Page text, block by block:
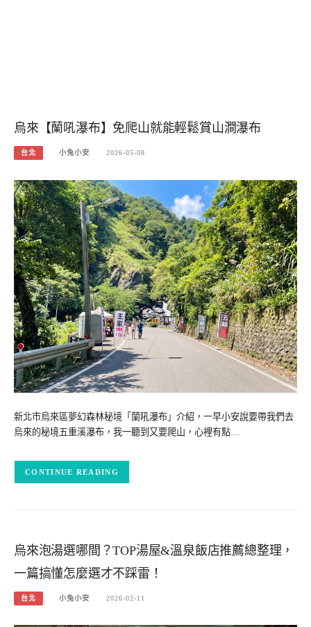
烏來【蘭吼瀑布】免爬山就能輕鬆賞山澗瀑布
台北 小兔小安 2026-05-08
新北市烏來區夢幻森林秘境「蘭吼瀑布」介紹，一早小安說要帶我們去
烏來的秘境五重溪瀑布，我一聽到又要爬山，心裡有點…
CONTINUE READING
烏來泡湯選哪間？TOP湯屋&溫泉飯店推薦總整理，
一篇搞懂怎麼選才不踩雷！
台北 小兔小安 2026-02-11